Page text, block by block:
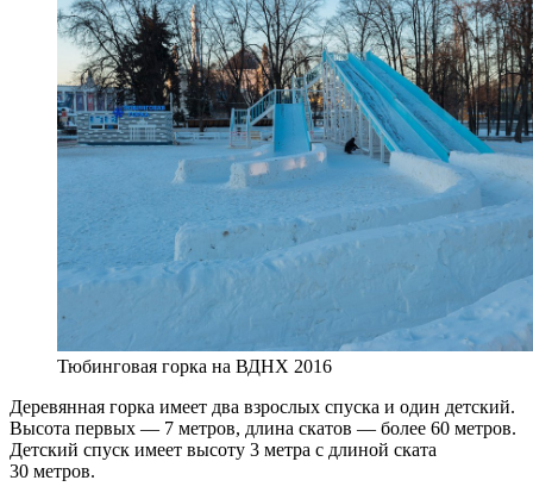
Тюбинговая горка на ВДНХ 2016
Деревянная горка имеет два взрослых спуска и один детский.
Высота первых — 7 метров, длина скатов — более 60 метров.
Детский спуск имеет высоту 3 метра с длиной ската
30 метров.